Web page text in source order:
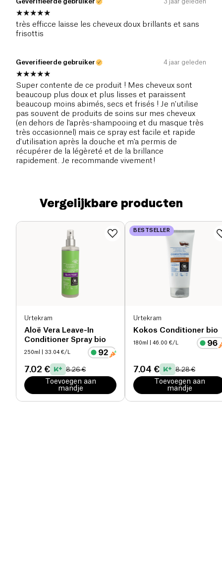
Geverifieerde gebruiker 3 jaar geleden
très efficce laisse les cheveux doux brillants et sans
frisottis
Geverifieerde gebruiker 4 jaar geleden
Super contente de ce produit ! Mes cheveux sont
beaucoup plus doux et plus lisses et paraissent
beaucoup moins abimés, secs et frisés ! Je n'utilise
pas souvent de produits de soins sur mes cheveux
(en dehors de l'après-shampooing et du masque très
très occasionnel) mais ce spray est facile et rapide
d'utilisation après la douche et m'a permis de
récupérer de la légèreté et de la brillance
rapidement. Je recommande vivement!
Vergelijkbare producten
Urtekram
Aloë Vera Leave-In
Conditioner Spray bio
250ml | 33.04 €/L
7.02 € 8.26 €
Toevoegen aan
mandje
BESTSELLER
Urtekram
Kokos Conditioner bio
180ml | 46.00 €/L
7.04 € 8.28 €
Toevoegen aan
mandje